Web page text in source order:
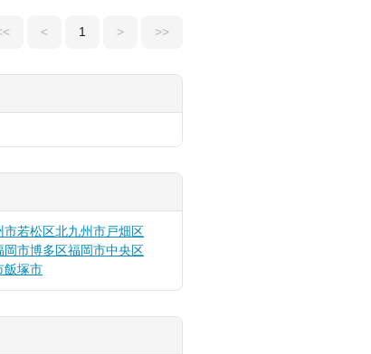
< 1 > >>
市若松区北九州市戸畑区
岡市博多区福岡市中央区
飯塚市